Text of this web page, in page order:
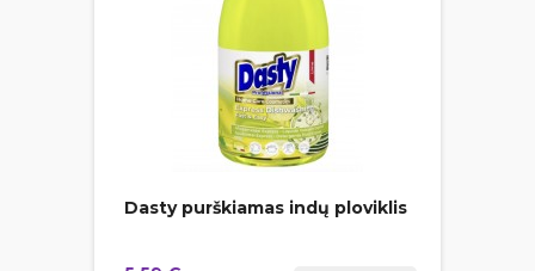
Dasty purškiamas indų ploviklis